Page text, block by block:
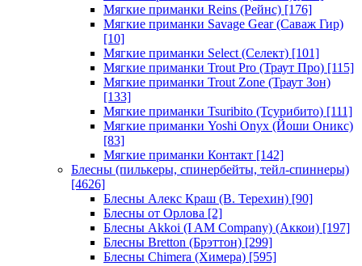
Мягкие приманки Reins (Рейнс) [176]
Мягкие приманки Savage Gear (Саваж Гир)
[10]
Мягкие приманки Select (Селект) [101]
Мягкие приманки Trout Pro (Траут Про) [115]
Мягкие приманки Trout Zone (Траут Зон)
[133]
Мягкие приманки Tsuribito (Тсурибито) [111]
Мягкие приманки Yoshi Onyx (Йоши Оникс)
[83]
Мягкие приманки Контакт [142]
Блесны (пилькеры, спинербейты, тейл-спиннеры)
[4626]
Блесны Алекс Краш (В. Терехин) [90]
Блесны от Орлова [2]
Блесны Akkoi (I AM Company) (Аккои) [197]
Блесны Bretton (Брэттон) [299]
Блесны Chimera (Химера) [595]